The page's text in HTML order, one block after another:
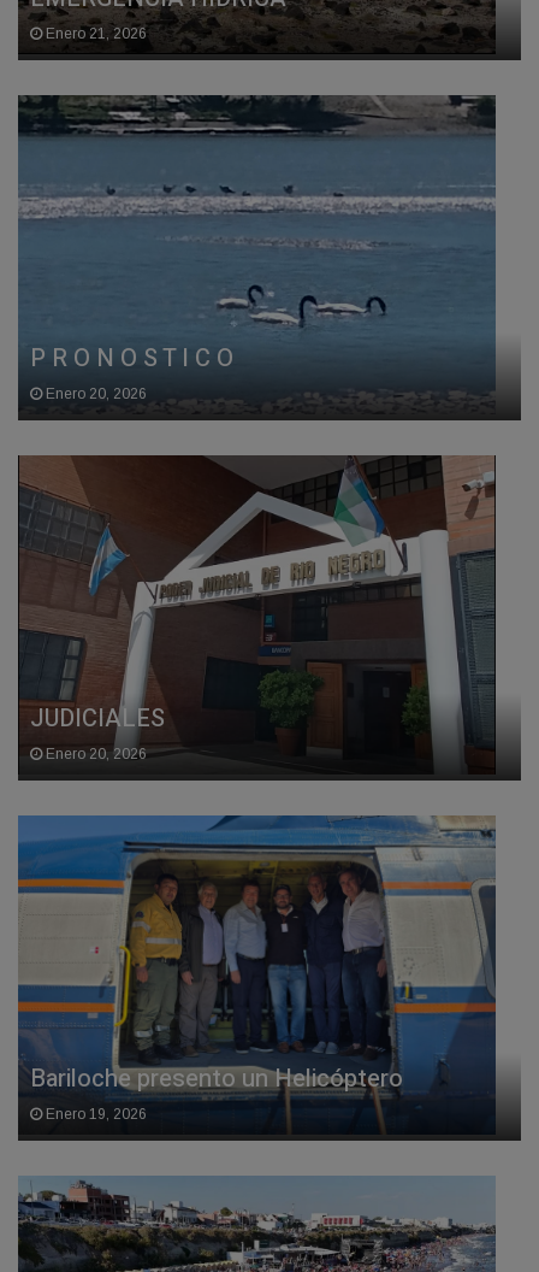
Enero 21, 2026
P R O N O S T I C O
Enero 20, 2026
JUDICIALES
Enero 20, 2026
Bariloche presento un Helicóptero
Enero 19, 2026